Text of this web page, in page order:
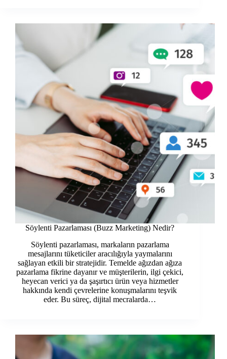
Söylenti Pazarlaması (Buzz Marketing) Nedir?
Söylenti pazarlaması, markaların pazarlama
mesajlarını tüketiciler aracılığıyla yaymalarını
sağlayan etkili bir stratejidir. Temelde ağızdan ağıza
pazarlama fikrine dayanır ve müşterilerin, ilgi çekici,
heyecan verici ya da şaşırtıcı ürün veya hizmetler
hakkında kendi çevrelerine konuşmalarını teşvik
eder. Bu süreç, dijital mecralarda…